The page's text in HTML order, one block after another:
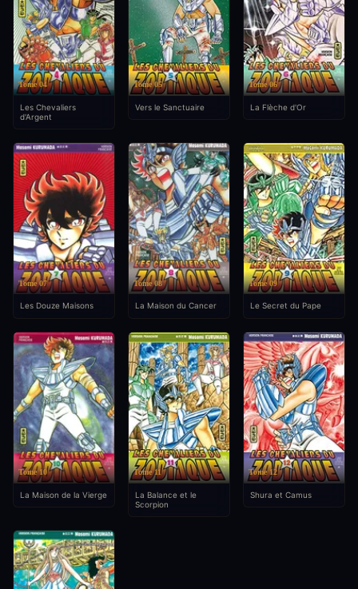
Tome 04
Les Chevaliers
d'Argent
Tome 05
Vers le Sanctuaire
Tome 06
La Flèche d'Or
Tome 07
Les Douze Maisons
Tome 08
La Maison du Cancer
Tome 09
Le Secret du Pape
Tome 10
La Maison de la Vierge
Tome 11
La Balance et le
Scorpion
Tome 12
Shura et Camus